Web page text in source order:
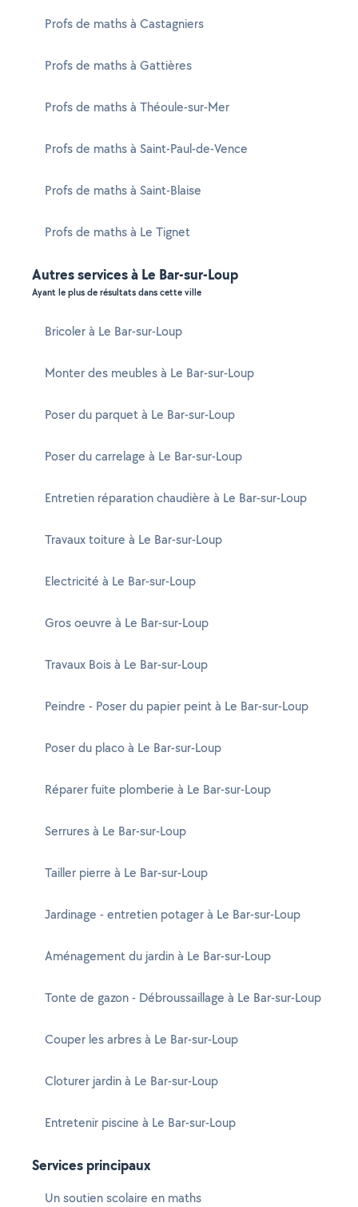
Profs de maths à Castagniers
Profs de maths à Gattières
Profs de maths à Théoule-sur-Mer
Profs de maths à Saint-Paul-de-Vence
Profs de maths à Saint-Blaise
Profs de maths à Le Tignet
Autres services à Le Bar-sur-Loup
Ayant le plus de résultats dans cette ville
Bricoler à Le Bar-sur-Loup
Monter des meubles à Le Bar-sur-Loup
Poser du parquet à Le Bar-sur-Loup
Poser du carrelage à Le Bar-sur-Loup
Entretien réparation chaudière à Le Bar-sur-Loup
Travaux toiture à Le Bar-sur-Loup
Electricité à Le Bar-sur-Loup
Gros oeuvre à Le Bar-sur-Loup
Travaux Bois à Le Bar-sur-Loup
Peindre - Poser du papier peint à Le Bar-sur-Loup
Poser du placo à Le Bar-sur-Loup
Réparer fuite plomberie à Le Bar-sur-Loup
Serrures à Le Bar-sur-Loup
Tailler pierre à Le Bar-sur-Loup
Jardinage - entretien potager à Le Bar-sur-Loup
Aménagement du jardin à Le Bar-sur-Loup
Tonte de gazon - Débroussaillage à Le Bar-sur-Loup
Couper les arbres à Le Bar-sur-Loup
Cloturer jardin à Le Bar-sur-Loup
Entretenir piscine à Le Bar-sur-Loup
Services principaux
Un soutien scolaire en maths